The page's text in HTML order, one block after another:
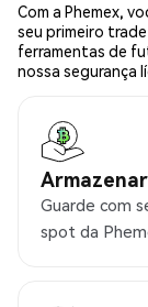
Com a Phemex,
seu primeiro
ferramentas de
nossa segurança
Armazenar
Guarde com
spot da